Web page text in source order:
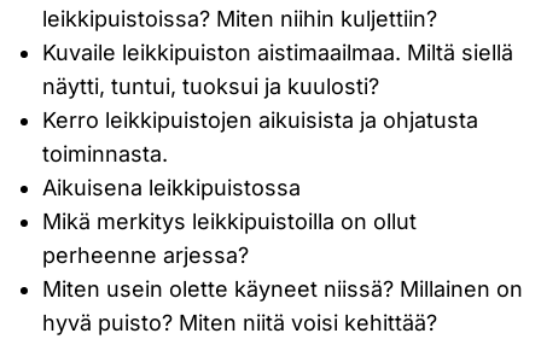
leikkipuistoissa? Miten niihin kuljettiin?
Kuvaile leikkipuiston aistimaailmaa. Miltä siellä
näytti, tuntui, tuoksui ja kuulosti?
Kerro leikkipuistojen aikuisista ja ohjatusta
toiminnasta.
Aikuisena leikkipuistossa
Mikä merkitys leikkipuistoilla on ollut
perheenne arjessa?
Miten usein olette käyneet niissä? Millainen on
hyvä puisto? Miten niitä voisi kehittää?